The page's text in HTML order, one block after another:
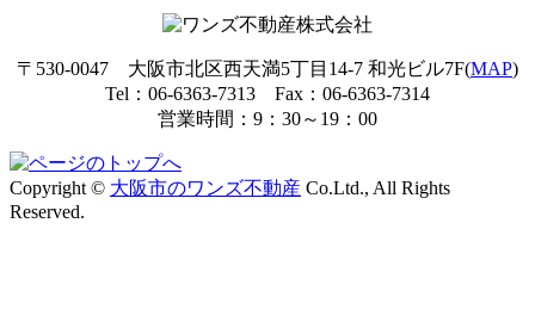
〒530-0047 大阪市北区西天満5丁目14-7 和光ビル7F(MAP)
Tel：06-6363-7313 Fax：06-6363-7314
営業時間：9：30～19：00
Copyright © 大阪市のワンズ不動産 Co.Ltd., All Rights
Reserved.